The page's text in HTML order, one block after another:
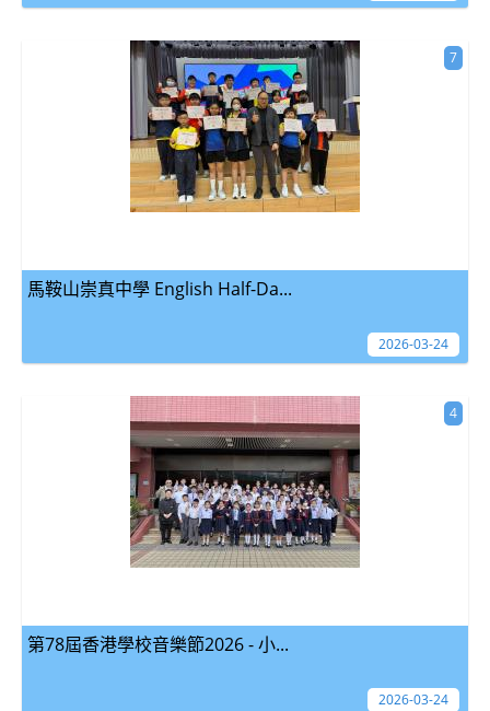
馬鞍山崇真中學 English Half-Da...
7
2026-03-24
第78屆香港學校音樂節2026 - 小...
4
2026-03-24